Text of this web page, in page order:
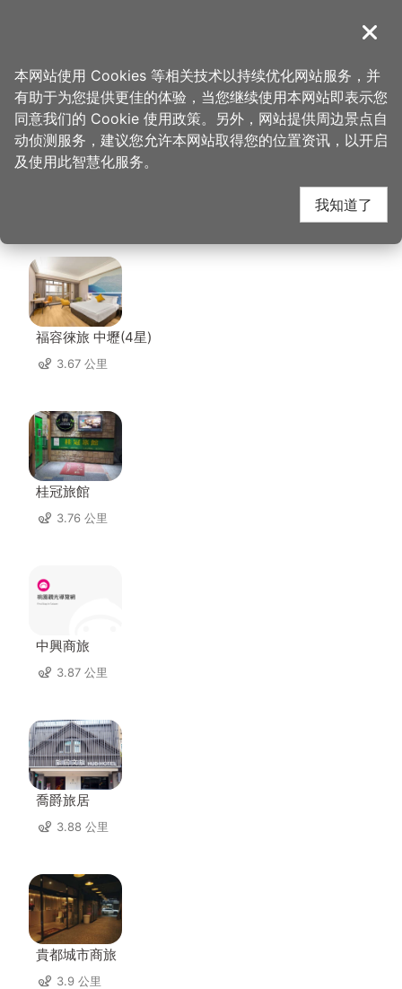
導覽
首页 > 想去的地方 > 美食、购物 > 大汉馔云南拉面馆
大汉馔云南拉面馆 周边
住宿
福容徠旅 中壢(4星)
3.67 公里
桂冠旅館
3.76 公里
中興商旅
3.87 公里
喬爵旅居
3.88 公里
貴都城市商旅
3.9 公里
关闭
本网站使用 Cookies 等相关技术以持续优化网站服务，并
有助于为您提供更佳的体验，当您继续使用本网站即表示您
同意我们的 Cookie 使用政策。另外，网站提供周边景点自
动侦测服务，建议您允许本网站取得您的位置资讯，以开启
及使用此智慧化服务。
我知道了